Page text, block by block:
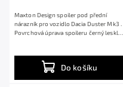
Do košíku
Maxton Design spoiler pod přední
nárazník pro vozidlo Dacia Duster Mk3 .
Povrchová úprava spoileru černý lesklý